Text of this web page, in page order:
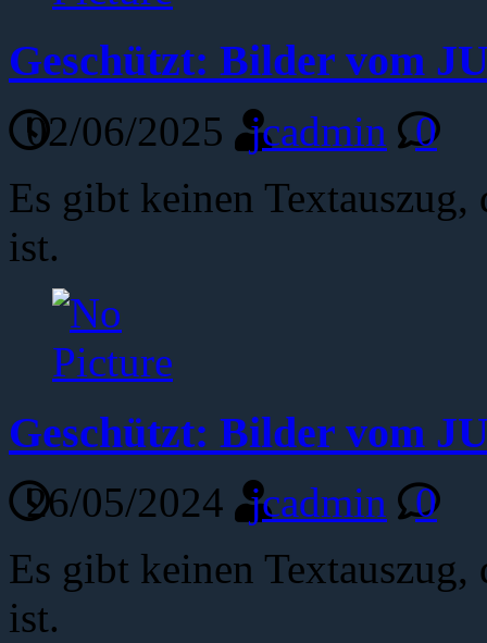
Geschützt: Bilder vom
02/06/2025 jcadmin
0
Es gibt keinen
ist.
Geschützt: Bilder vom
26/05/2024 jcadmin
0
Es gibt keinen
ist.